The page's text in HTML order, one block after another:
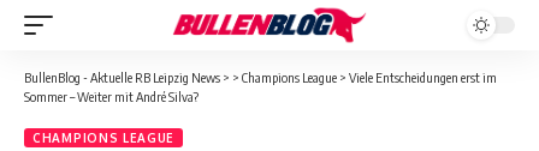
BullenBlog - Aktuelle RB Leipzig News > > Champions League > Viele Entscheidungen erst im
Sommer – Weiter mit André Silva?
CHAMPIONS LEAGUE